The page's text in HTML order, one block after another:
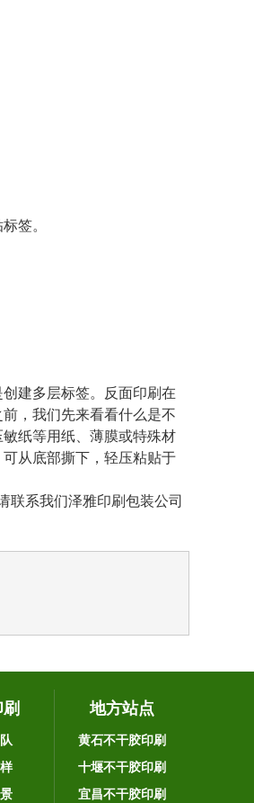
签。
建多层标签。反面印刷在
，我们先来看看什么是不
纸等用纸、薄膜或特殊材
从底部撕下，轻压粘贴于
系我们泽雅印刷包装公司
地方站点
黄石不干胶印刷
十堰不干胶印刷
宜昌不干胶印刷